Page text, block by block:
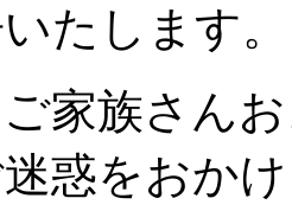
たします。
家族さん
惑をおか